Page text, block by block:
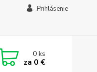
Prihlásenie
0ks
za 0 €